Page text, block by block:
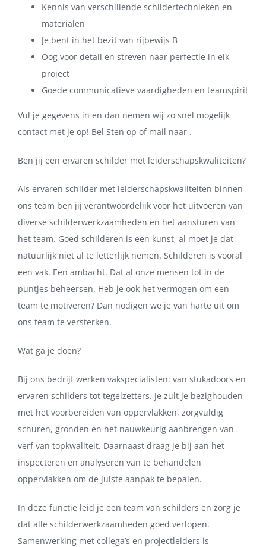
Kennis van verschillende schildertechnieken en
materialen
Je bent in het bezit van rijbewijs B
Oog voor detail en streven naar perfectie in elk
project
Goede communicatieve vaardigheden en teamspirit
Vul je gegevens in en dan nemen wij zo snel mogelijk
contact met je op! Bel Sten op of mail naar .
Ben jij een ervaren schilder met leiderschapskwaliteiten?
Als ervaren schilder met leiderschapskwaliteiten binnen
ons team ben jij verantwoordelijk voor het uitvoeren van
diverse schilderwerkzaamheden en het aansturen van
het team. Goed schilderen is een kunst, al moet je dat
natuurlijk niet al te letterlijk nemen. Schilderen is vooral
een vak. Een ambacht. Dat al onze mensen tot in de
puntjes beheersen. Heb je ook het vermogen om een
team te motiveren? Dan nodigen we je van harte uit om
ons team te versterken.
Wat ga je doen?
Bij ons bedrijf werken vakspecialisten: van stukadoors en
ervaren schilders tot tegelzetters. Je zult je bezighouden
met het voorbereiden van oppervlakken, zorgvuldig
schuren, gronden en het nauwkeurig aanbrengen van
verf van topkwaliteit. Daarnaast draag je bij aan het
inspecteren en analyseren van te behandelen
oppervlakken om de juiste aanpak te bepalen.
In deze functie leid je een team van schilders en zorg je
dat alle schilderwerkzaamheden goed verlopen.
Samenwerking met collega’s en projectleiders is